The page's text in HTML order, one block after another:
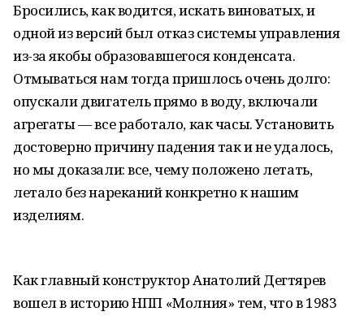
Бросились, как водится, искать виноватых, и
одной из версий был отказ системы управления
из-за якобы образовавшегося конденсата.
Отмываться нам тогда пришлось очень долго:
опускали двигатель прямо в воду, включали
агрегаты — все работало, как часы. Установить
достоверно причину падения так и не удалось,
но мы доказали: все, чему положено летать,
летало без нареканий конкретно к нашим
изделиям.
Как главный конструктор Анатолий Дегтярев
вошел в историю НПП «Молния» тем, что в 1983